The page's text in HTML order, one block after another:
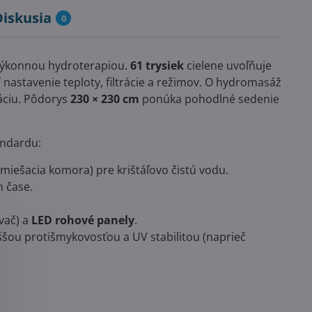
0
hydroterapiou. 61 trysiekcielene uvoľňuje
teploty, filtrácie a režimov. O hydromasáž
Pôdorys 230 × 230 cm ponúka pohodlné sedenie
komora) pre krištáľovo čistú vodu.
čase.
a LED rohové panely.
protišmykovosťou a UV stabilitou (naprieč